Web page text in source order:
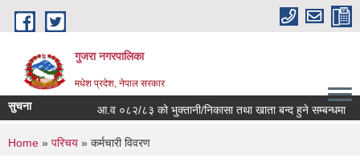
Skip to main content
गुजरा नगरपालिका
मधेश प्रदेश, नेपाल सरकार
सुचना आ.व ०८२/८३ को भु्क्तानी/निकासा तथा खाता बन्द हुने सम्बन्धमा ।
You are here
Home » परिचय » कर्मचारी विवरण